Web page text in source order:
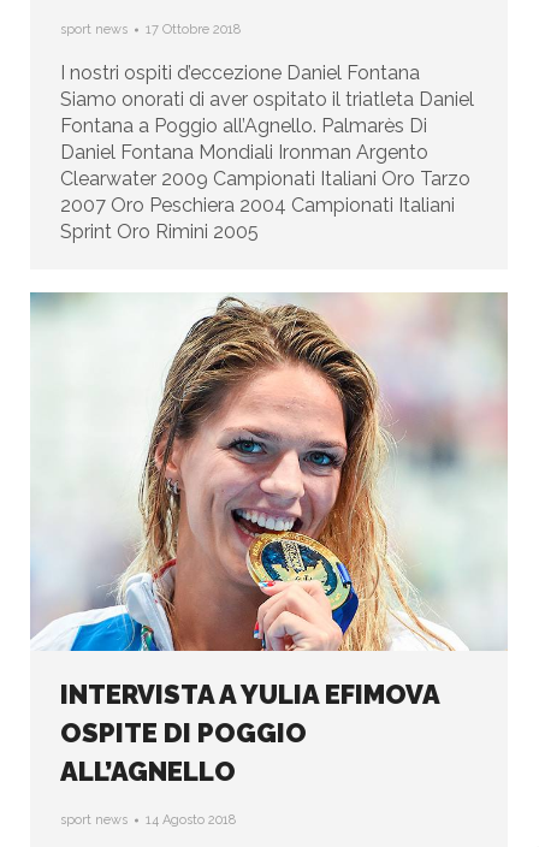
sport news 17 Ottobre 2018
I nostri ospiti d’eccezione Daniel Fontana
Siamo onorati di aver ospitato il triatleta Daniel
Fontana a Poggio all’Agnello. Palmarès Di
Daniel Fontana Mondiali Ironman Argento
Clearwater 2009 Campionati Italiani Oro Tarzo
2007 Oro Peschiera 2004 Campionati Italiani
Sprint Oro Rimini 2005
INTERVISTA A YULIA EFIMOVA
OSPITE DI POGGIO
ALL’AGNELLO
sport news 14 Agosto 2018